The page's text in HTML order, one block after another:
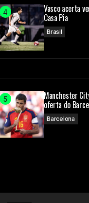
Vasco acerta
Casa Pia
Brasil
Manchester
oferta do
Barcelona